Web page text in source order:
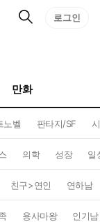
검
로그인
만화
노벨 판타지/SF
의학 성장 일
친구>연인 연하남
용사마왕 인기남